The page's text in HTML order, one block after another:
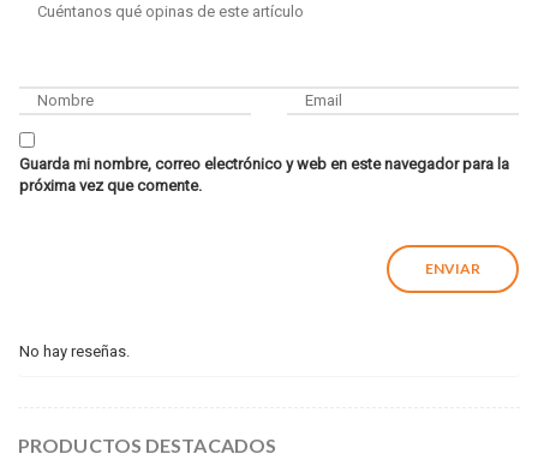
Guarda mi nombre, correo electrónico y web en este navegador para la
próxima vez que comente.
No hay reseñas.
PRODUCTOS DESTACADOS